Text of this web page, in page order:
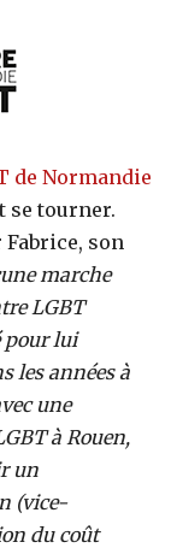
de Normandie
se tourner.
Fabrice, son
marche
LGBT
pour lui
les années à
une
à Rouen,
un
(vice-
du coût